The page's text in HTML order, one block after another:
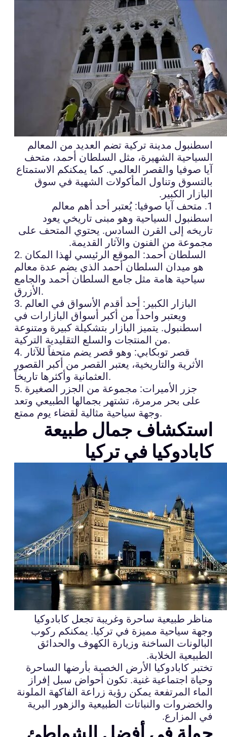
اسطنبول مدينة تركية تضم العديد من المعالم
السياحية الشهيرة، مثل السلطان أحمد، متحف
آيا صوفيا والقصر العالمي. كما يمكنكم الاستمتاع
بالتسوق وتناول المأكولات الشهية في سوق
البازار الكبير.
1. متحف آيا صوفيا: يُعتبر أحد أهم معالم
اسطنبول السياحية وهو مبنى تاريخي يعود
تاريخه إلى القرن السادس. يحتوي المتحف على
مجموعة من الفنون والآثار القديمة.
2. السلطان أحمد: الموقع الرئيسي لهذا المكان
هو ميدان السلطان أحمد الذي يضم عدة معالم
سياحية هامة مثل جامع السلطان أحمد والجامع
الأزرق.
3. البازار الكبير: أحد أقدم الأسواق في العالم
ويعتبر واحداً من أكبر أسواق البازارات في
اسطنبول. يتميز البازار بتشكيلة كبيرة ومتنوعة
من المنتجات والسلع التقليدية التركية.
4. قصر توبكابي: وهو قصر يضم متحفاً للآثار
الأثرية والتاريخية، يعتبر القصر من أكبر القصور
العثمانية وأكثرها تاريخاً.
5. جزر الأميرات: مجموعة من الجزر الصغيرة
على بحر مرمرة، تشتهر بجمالها الطبيعي وتعد
وجهة سياحية مثالية لقضاء يوم ممتع.
استكشاف جمال طبيعة
كابادوكيا في تركيا
مناظر طبيعية ساحرة وغريبة تجعل كابادوكيا
وجهة سياحية مميزة في تركيا. يمكنكم ركوب
البالونات الساخنة وزيارة الكهوف والحدائق
الطبيعية الخلابة.
تختبر كابادوكيا الأرض الخصبة بأرضها الساحرة
وحياة اجتماعية غنية. تكون أحواض سبل إفراز
الماء المرتفعة يمكن رؤية زراعة الفاكهة الملونة
والخضروات والنباتات الطبيعية والزهور البرية
في المزارع.